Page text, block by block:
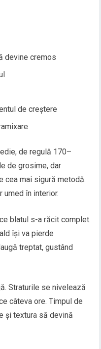
devine cremos
de creștere
de regulă 170–
de grosime, dar
cea mai sigură metodă.
umed în interior.
blatul s-a răcit complet.
își va pierde
treptat, gustând
Straturile se nivelează
câteva ore. Timpul de
și textura să devină